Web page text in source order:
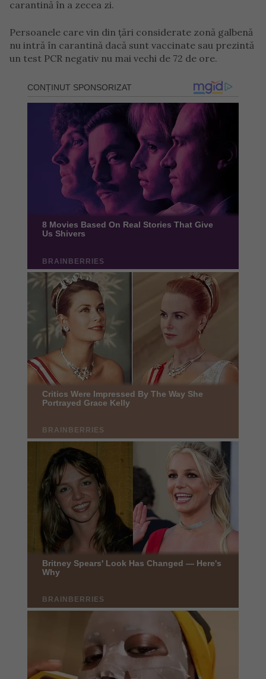
carantină în a zecea zi.
Persoanele care vin din țări considerate zonă galbenă
nu intră în carantină dacă sunt vaccinate sau prezintă
un test PCR negativ nu mai vechi de 72 de ore.